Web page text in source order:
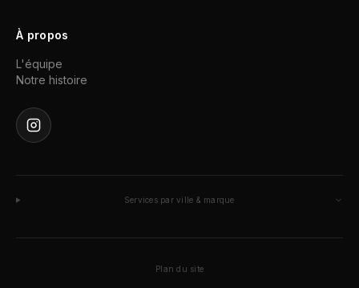
À propos
L'équipe
Notre histoire
Services par ville & marque
Plan du site